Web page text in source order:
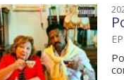
EP